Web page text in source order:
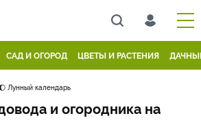
САД И ОГОРОД ЦВЕТЫ И РАСТЕНИЯ
Лунный календарь
и огородника на